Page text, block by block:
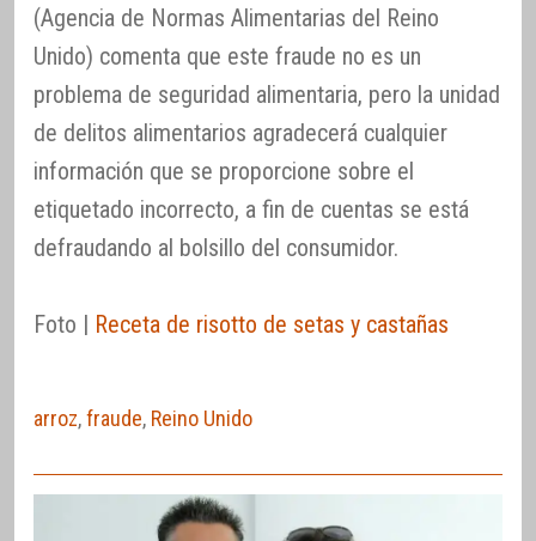
(Agencia de Normas Alimentarias del Reino
Unido) comenta que este fraude no es un
problema de seguridad alimentaria, pero la unidad
de delitos alimentarios agradecerá cualquier
información que se proporcione sobre el
etiquetado incorrecto, a fin de cuentas se está
defraudando al bolsillo del consumidor.
Foto | Receta de risotto de setas y castañas
arroz,fraude, Reino Unido